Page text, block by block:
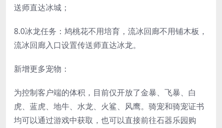
送师直达冰城；
8.0冰龙任务：鸠桃花不用培育，流冰回廊不用铺木板，
流冰回廊入口设置传送师直达冰龙。
新增更多宠物：
为控制客户端的体积，目前仅开放了金暴、飞暴、白
虎、蓝虎、地牛、水龙、火鲨、风鹰。骑宠和骑宠证书
均可以通过游戏中获取，也可以直接前往石器乐园购